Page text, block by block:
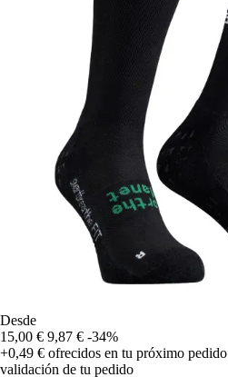
Desde
15,00 € 9,87 € -34%
+0,49 € ofrecidos en tu próximo pedido
validación de tu pedido